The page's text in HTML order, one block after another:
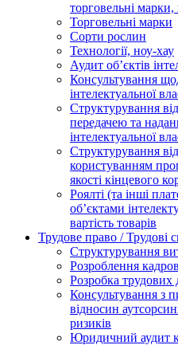
торговельні
Торговельні марки
Сорти рослин
Технології, ноу-хау
Аудит об’єктів
Консультування
інтелектуальної
Структурування
передачею та
інтелектуальної
Структурування
користуванням
якості кінцевого
Роялті (та інші
об’єктами
вартість товарів
Трудове право / Трудові
Cтруктурування
Розроблення
Розробка трудових
Консультування з
відносин
ризиків
Юридичний аудит